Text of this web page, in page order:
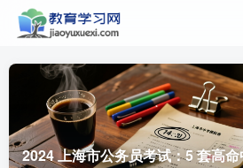
2024 上海市公务员考试：5 套高